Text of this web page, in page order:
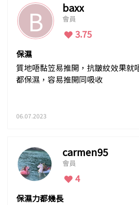
B baxx
會員
3.75
保濕
質地唔黏笠易推開，抗皺紋效果就
都保濕，容易推開同吸收
06.07.2023
carmen95
會員
4
保濕力都幾長